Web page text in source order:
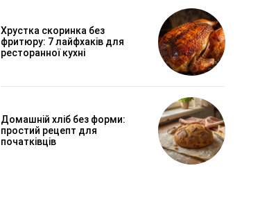
Хрустка скоринка без
фритюру: 7 лайфхаків для
ресторанної кухні
Домашній хліб без форми:
простий рецепт для
початківців